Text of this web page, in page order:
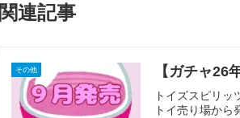
関連記事
その他 【ガチャ26
トイズスピリ
トイ売り場か